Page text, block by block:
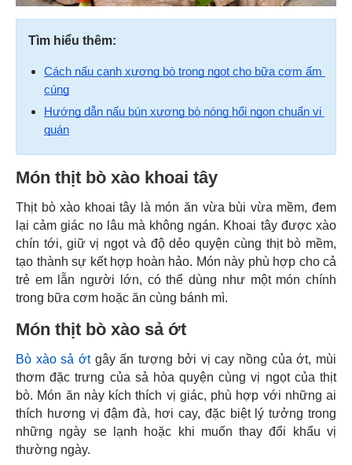
Tìm hiểu thêm:
Cách nấu canh xương bò trong ngọt cho bữa cơm ấm
cúng
Hướng dẫn nấu bún xương bò nóng hổi ngon chuẩn vị
quán
Món thịt bò xào khoai tây
Thịt bò xào khoai tây là món ăn vừa bùi vừa mềm, đem
lại cảm giác no lâu mà không ngán. Khoai tây được xào
chín tới, giữ vị ngọt và độ dẻo quyện cùng thịt bò mềm,
tạo thành sự kết hợp hoàn hảo. Món này phù hợp cho cả
trẻ em lẫn người lớn, có thể dùng như một món chính
trong bữa cơm hoặc ăn cùng bánh mì.
Món thịt bò xào sả ớt
Bò xào sả ớt gây ấn tượng bởi vị cay nồng của ớt, mùi
thơm đặc trưng của sả hòa quyện cùng vị ngọt của thịt
bò. Món ăn này kích thích vị giác, phù hợp với những ai
thích hương vị đậm đà, hơi cay, đặc biệt lý tưởng trong
những ngày se lạnh hoặc khi muốn thay đổi khẩu vị
thường ngày.